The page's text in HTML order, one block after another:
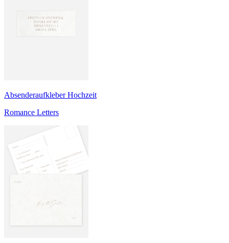
Absenderaufkleber Hochzeit
Romance Letters